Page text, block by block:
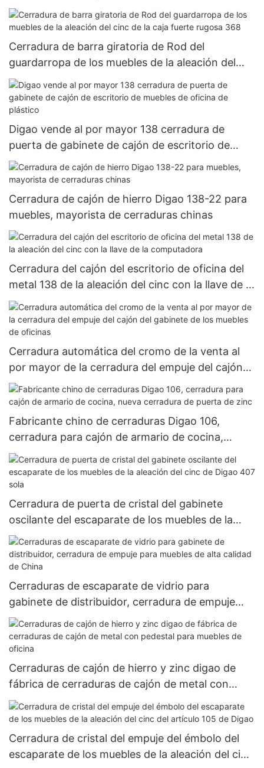
aleación de 408 solos cinc
Cerradura de barra giratoria de Rod del
guardarropa de los muebles de la aleación del
cinc de la caja fuerte rugosa 368
Digao vende al por mayor 138 cerradura de
puerta de gabinete de cajón de escritorio de
muebles de oficina de plástico
Cerradura de cajón de hierro Digao 138-22 para
muebles, mayorista de cerraduras chinas
Cerradura del cajón del escritorio de oficina del
metal 138 de la aleación del cinc con la llave de la
computadora
Cerradura automática del cromo de la venta al
por mayor de la cerradura del empuje del cajón
del gabinete de los muebles de oficinas
Fabricante chino de cerraduras Digao 106,
cerradura para cajón de armario de cocina,
nueva cerradura de puerta de zinc
Cerradura de puerta de cristal del gabinete
oscilante del escaparate de los muebles de la
aleación del cinc de Digao 407 sola
Cerraduras de escaparate de vidrio para
gabinete de distribuidor, cerradura de empuje
para muebles de alta calidad de China
Cerraduras de cajón de hierro y zinc digao de
fábrica de cerraduras de cajón de metal con
pedestal para muebles de oficina
Cerradura de cristal del empuje del émbolo del
escaparate de los muebles de la aleación del cinc